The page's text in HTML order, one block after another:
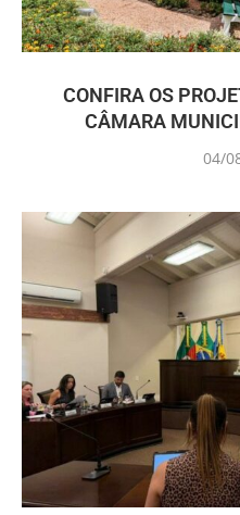
CONFIRA OS
CÂMARA
04/